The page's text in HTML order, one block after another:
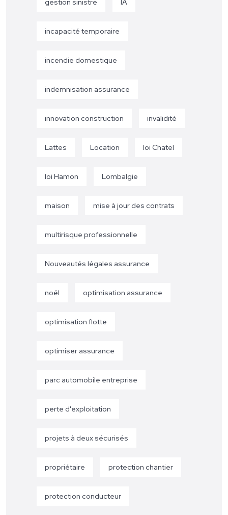
gestion sinistre IA
incapacité temporaire
incendie domestique
indemnisation assurance
innovation construction invalidité
Lattes Location loi Chatel
loi Hamon Lombalgie
maison mise à jour des contrats
multirisque professionnelle
Nouveautés légales assurance
noël optimisation assurance
optimisation flotte
optimiser assurance
parc automobile entreprise
perte d'exploitation
projets à deux sécurisés
propriétaire protection chantier
protection conducteur